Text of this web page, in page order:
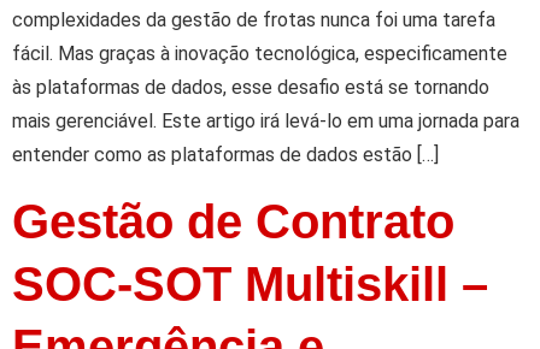
complexidades da gestão de frotas nunca foi uma tarefa
fácil. Mas graças à inovação tecnológica, especificamente
às plataformas de dados, esse desafio está se tornando
mais gerenciável. Este artigo irá levá-lo em uma jornada para
entender como as plataformas de dados estão […]
Gestão de Contrato
SOC-SOT Multiskill –